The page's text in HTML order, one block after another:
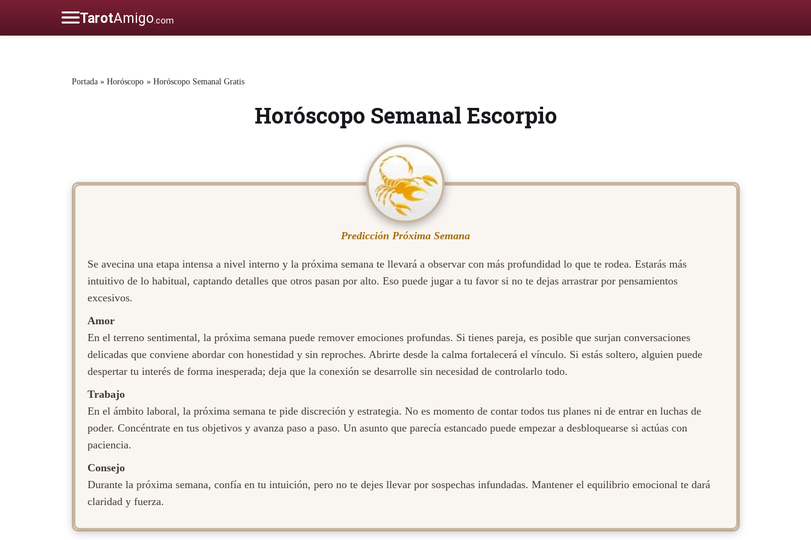
Portada » Horóscopo » Horóscopo Semanal Gratis
Horóscopo Semanal Escorpio
Predicción Próxima Semana
Se avecina una etapa intensa a nivel interno y la próxima semana te llevará a observar con más profundidad lo que te rodea. Estarás más
intuitivo de lo habitual, captando detalles que otros pasan por alto. Eso puede jugar a tu favor si no te dejas arrastrar por pensamientos
excesivos.
Amor
En el terreno sentimental, la próxima semana puede remover emociones profundas. Si tienes pareja, es posible que surjan conversaciones
delicadas que conviene abordar con honestidad y sin reproches. Abrirte desde la calma fortalecerá el vínculo. Si estás soltero, alguien puede
despertar tu interés de forma inesperada; deja que la conexión se desarrolle sin necesidad de controlarlo todo.
Trabajo
En el ámbito laboral, la próxima semana te pide discreción y estrategia. No es momento de contar todos tus planes ni de entrar en luchas de
poder. Concéntrate en tus objetivos y avanza paso a paso. Un asunto que parecía estancado puede empezar a desbloquearse si actúas con
paciencia.
Consejo
Durante la próxima semana, confía en tu intuición, pero no te dejes llevar por sospechas infundadas. Mantener el equilibrio emocional te dará
claridad y fuerza.